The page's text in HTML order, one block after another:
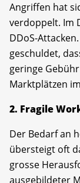
Angriffen hat
verdoppelt. Im
DDoS-
geschuldet,
geringe
Marktplätzen
2. Fragile
Der Bedarf an
übersteigt oft
grosse
ausgebildeter